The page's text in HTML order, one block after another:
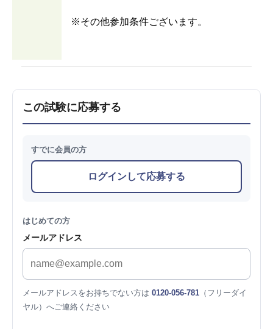
※その他参加条件ございます。
この試験に応募する
すでに会員の方
ログインして応募する
はじめての方
メールアドレス
メールアドレスをお持ちでない方は 0120-056-781 （フリーダイ
ヤル）へご連絡ください